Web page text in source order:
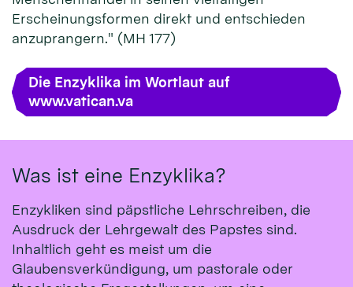
Erscheinungsformen direkt und entschieden
anzuprangern." (MH 177)
Die Enzyklika im Wortlaut auf
www.vatican.va
Was ist eine Enzyklika?
Enzykliken sind päpstliche Lehrschreiben, die
Ausdruck der Lehrgewalt des Papstes sind.
Inhaltlich geht es meist um die
Glaubensverkündigung, um pastorale oder